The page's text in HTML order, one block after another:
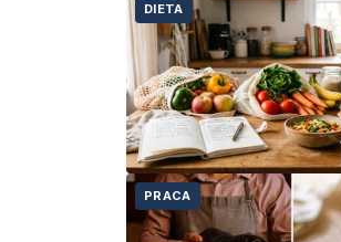
DIETA
PRACA